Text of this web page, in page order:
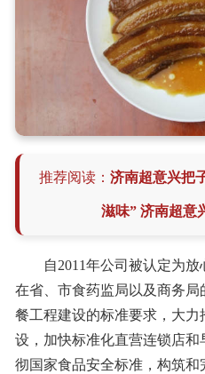
推荐阅读：济南超意兴把
滋味” 济南超意
自2011年公司被认定为
在省、市食药监局以及商务
餐工程建设的标准要求，大
设，加快标准化直营连锁店
彻国家食品安全标准，构筑